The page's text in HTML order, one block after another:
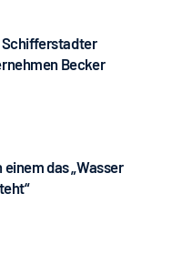
Schifferstadter
Becker
das „Wasser